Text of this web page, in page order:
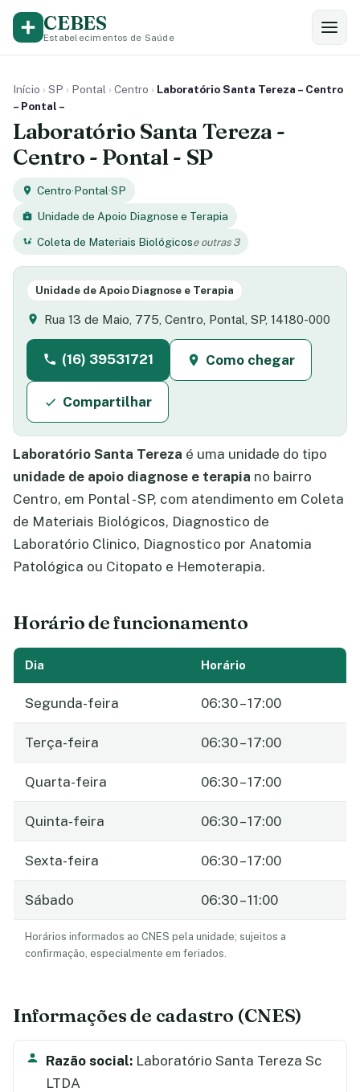
CEBES
Estabelecimentos de Saúde
Início › SP › Pontal › Centro › Laboratório Santa Tereza – Centro
– Pontal –
Laboratório Santa Tereza -
Centro - Pontal - SP
Centro·Pontal·SP
Unidade de Apoio Diagnose e Terapia
Coleta de Materiais Biológicose outras 3
Unidade de Apoio Diagnose e Terapia
Rua 13 de Maio, 775, Centro, Pontal, SP, 14180-000
(16) 39531721 Como chegar
Compartilhar
Laboratório Santa Tereza é uma unidade do tipo
unidade de apoio diagnose e terapia no bairro
Centro, em Pontal - SP, com atendimento em Coleta
de Materiais Biológicos, Diagnostico de
Laboratório Clinico, Diagnostico por Anatomia
Patológica ou Citopato e Hemoterapia.
Horário de funcionamento
Dia Horário
Segunda-feira 06:30 – 17:00
Terça-feira 06:30 – 17:00
Quarta-feira 06:30 – 17:00
Quinta-feira 06:30 – 17:00
Sexta-feira 06:30 – 17:00
Sábado 06:30 – 11:00
Horários informados ao CNES pela unidade; sujeitos a
confirmação, especialmente em feriados.
Informações de cadastro (CNES)
Razão social: Laboratório Santa Tereza Sc
LTDA